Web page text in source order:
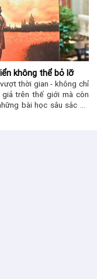
không thể bỏ lỡ
thời gian - không chỉ
trên thế giới mà còn
bài học sâu sắc về